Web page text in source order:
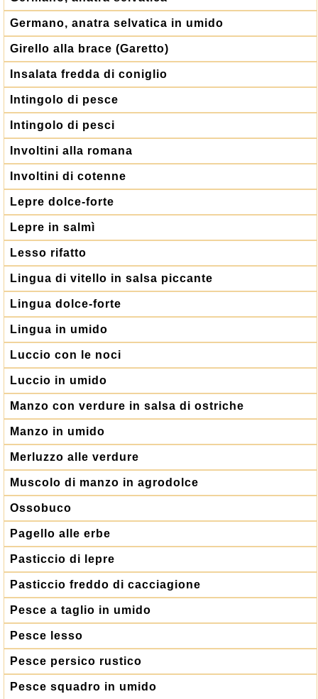
Germano, anatra selvatica in umido
Girello alla brace (Garetto)
Insalata fredda di coniglio
Intingolo di pesce
Intingolo di pesci
Involtini alla romana
Involtini di cotenne
Lepre dolce-forte
Lepre in salmì
Lesso rifatto
Lingua di vitello in salsa piccante
Lingua dolce-forte
Lingua in umido
Luccio con le noci
Luccio in umido
Manzo con verdure in salsa di ostriche
Manzo in umido
Merluzzo alle verdure
Muscolo di manzo in agrodolce
Ossobuco
Pagello alle erbe
Pasticcio di lepre
Pasticcio freddo di cacciagione
Pesce a taglio in umido
Pesce lesso
Pesce persico rustico
Pesce squadro in umido